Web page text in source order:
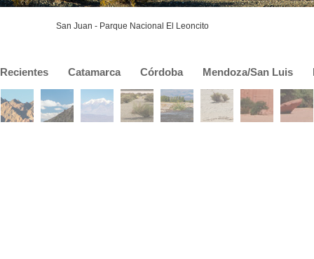
San Juan - Parque Nacional El Leoncito
Recientes Catamarca Córdoba Mendoza/San Luis